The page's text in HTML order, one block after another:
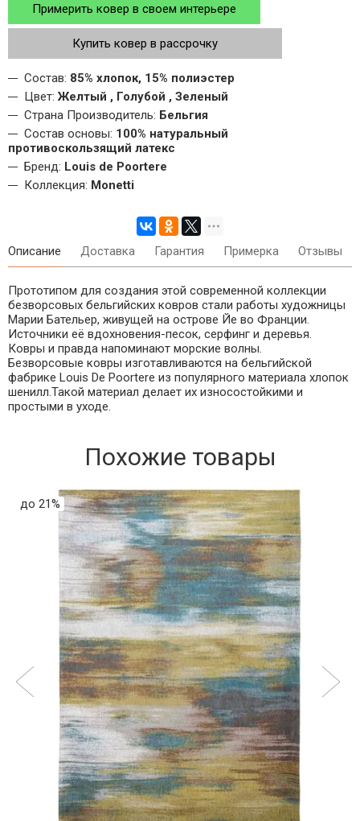
Примерить ковер в своем интерьере
Купить ковер в рассрочку
Состав: 85% хлопок, 15% полиэстер
Цвет: Желтый , Голубой , Зеленый
Страна Производитель: Бельгия
Состав основы: 100% натуральный
противоскользящий латекс
Бренд: Louis de Poortere
Коллекция: Monetti
Описание Доставка Гарантия Примерка Отзывы
Прототипом для создания этой современной коллекции
безворсовых бельгийских ковров стали работы художницы
Марии Бательер, живущей на острове Йе во Франции.
Источники её вдохновения-песок, серфинг и деревья.
Ковры и правда напоминают морские волны.
Безворсовые ковры изготавливаются на бельгийской
фабрике Louis De Poortere из популярного материала хлопок
шенилл.Такой материал делает их износостойкими и
простыми в уходе.
Похожие товары
до 21%